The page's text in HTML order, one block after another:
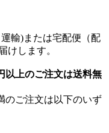
輸)または宅配便（配
けします。
以上のご注文は送料無
のご注文は以下のいず